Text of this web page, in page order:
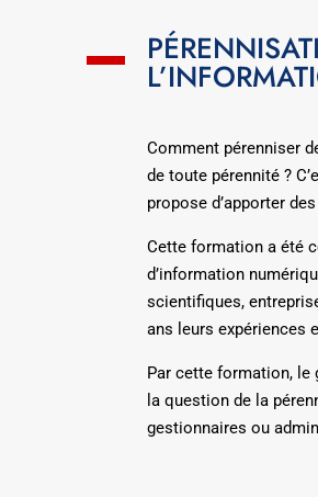
Comment pérenniser
de toute pérennité ?
propose d’apporter
Cette formation a été
d’information
scientifiques,
ans leurs expériences
Par cette formation, le
la question de la
gestionnaires ou